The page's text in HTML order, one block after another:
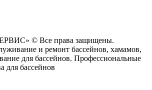
© Все права защищены.
и ремонт бассейнов, хамамов,
для бассейнов. Профессиональные
для бассейнов